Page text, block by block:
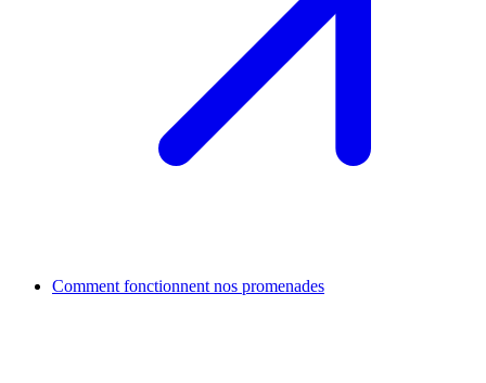
Comment fonctionnent nos promenades